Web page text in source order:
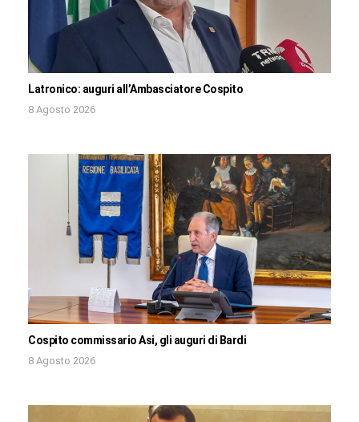
Latronico: auguri all’Ambasciatore Cospito
8 Agosto 2026
Cospito commissario Asi, gli auguri di Bardi
8 Agosto 2026